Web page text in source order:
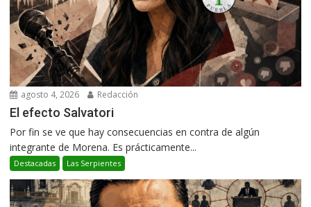
agosto 4, 2026 Redacción
El efecto Salvatori
Por fin se ve que hay consecuencias en contra de algún
integrante de Morena. Es prácticamente...
Destacadas Las Serpientes